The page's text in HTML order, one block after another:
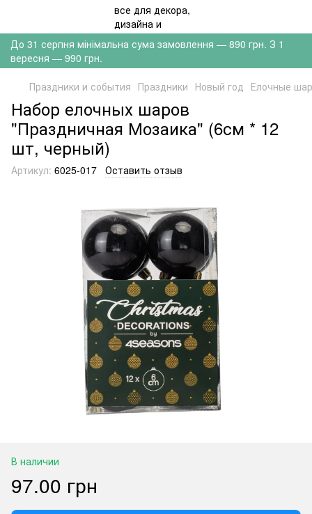
До 31 серпня мінімальна сума замовлення — 890 грн. З 1
вересня — 990 грн.
Праздники и события Праздники Новый год Елочные
Набор елочных шаров
"Праздничная Мозаика" (6см * 12
шт, черный)
Артикул: 6025-017 Оставить отзыв
В наличии
97.00 грн